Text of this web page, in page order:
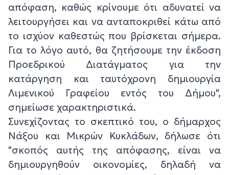
απόφαση, καθώς κρίνουμε ότι αδυνατεί να
λειτουργήσει και να ανταποκριθεί κάτω από
το ισχύον καθεστώς που βρίσκεται σήμερα.
Για το λόγο αυτό, θα ζητήσουμε την έκδοση
Προεδρικού Διατάγματος για την
κατάργηση και ταυτόχρονη δημιουργία
Λιμενικού Γραφείου εντός του Δήμου",
σημείωσε χαρακτηριστικά.
Συνεχίζοντας το σκεπτικό του, ο δήμαρχος
Νάξου και Μικρών Κυκλάδων, δήλωσε ότι
"σκοπός αυτής της απόφασης, είναι να
δημιουργηθούν οικονομίες, δηλαδή να